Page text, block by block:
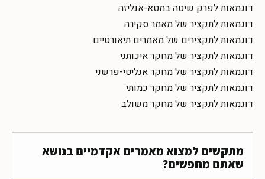
דוגמאות לפרק שיטה במטא-אנליזה
דוגמאות לתקציר של מאמר סקירה
דוגמאות לתקצירים של מאמרים תיאורטיים
דוגמאות לתקציר של מחקר איכותני
דוגמאות לתקציר של מחקר אנליטי-פרשני
דוגמאות לתקציר של מחקר כמותי
דוגמאות לתקציר של מחקר משולב
מתקשים למצוא מאמרים אקדמיים בנושא
שאתם מחפשים?